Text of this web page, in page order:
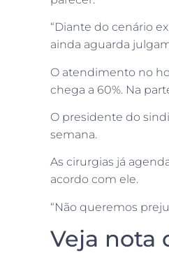
“Diante do cenário
ainda aguarda
O atendimento no
chega a 60%. Na
O presidente do
semana.
As cirurgias já
acordo com ele.
“Não queremos
Veja nota